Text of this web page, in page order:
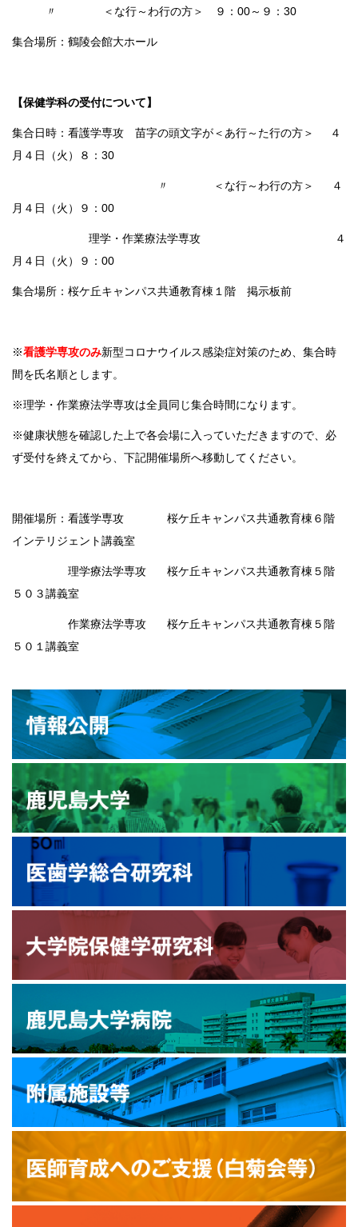
〃 ＜な行～わ行の方＞ ９：00～９：30
集合場所：鶴陵会館大ホール
【保健学科の受付について】
集合日時：看護学専攻 苗字の頭文字が＜あ行～た行の方＞ ４
月４日（火）８：30
〃 ＜な行～わ行の方＞ ４
月４日（火）９：00
理学・作業療法学専攻 ４
月４日（火）９：00
集合場所：桜ケ丘キャンパス共通教育棟１階 掲示板前
※看護学専攻のみ新型コロナウイルス感染症対策のため、集合時
間を氏名順とします。
※理学・作業療法学専攻は全員同じ集合時間になります。
※健康状態を確認した上で各会場に入っていただきますので、必
ず受付を終えてから、下記開催場所へ移動してください。
開催場所：看護学専攻 桜ケ丘キャンパス共通教育棟６階
インテリジェント講義室
理学療法学専攻 桜ケ丘キャンパス共通教育棟５階
５０３講義室
作業療法学専攻 桜ケ丘キャンパス共通教育棟５階
５０１講義室